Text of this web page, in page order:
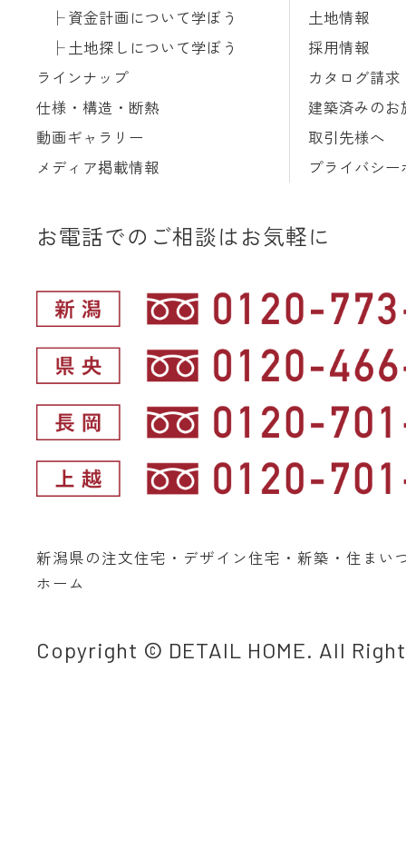
資金計画について学ぼう
土地探しについて学ぼう
ラインナップ
仕様・構造・断熱
動画ギャラリー
メディア掲載情報
土地情報
採用情報
カタログ請求
建築済みのお
取引先様へ
プライバシー
お電話でのご相談はお気軽に
新潟県の注文住宅・デザイン住宅・新築・住まい
ホーム
Copyright © DETAIL HOME. All